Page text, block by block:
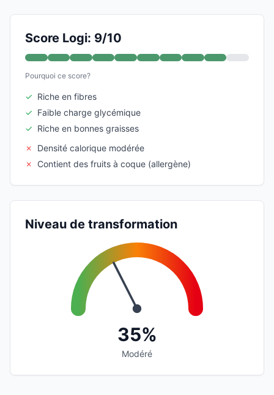
Score Logi: 9/10
Pourquoi ce score?
✓ Riche en fibres
✓ Faible charge glycémique
✓ Riche en bonnes graisses
✗
Densité calorique modérée
✗
Contient des fruits à coque (allergène)
Niveau de transformation
35%
Modéré